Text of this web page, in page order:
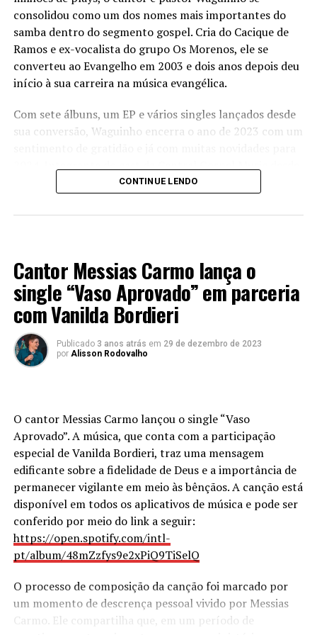
PUBLICIDADE
da depressão. “Passei pela depressão em 2022, mas Deus
teve misericórdia de mim. Há alguns anos havia escrito a
canção ‘Adorado’ e ela ficou guardada. Mas, quando
conheci o produtor musical Regis Lins, combinei de
gravá-la. Antes disso, uma outra pessoa a gravou e
quando ouvi no ano passado, me senti curada da minha
circunstancia”, explica.
Vera Schweizer faz parte do corpo de membros da Igreja
de Chur – Suíça. Onde atua voluntariamente e já está
com agenda aberta para ministrar o evangelho através
do louvor.
consolidou como um dos nomes mais importantes do
samba dentro do segmento gospel. Cria do Cacique de
Ramos e ex-vocalista do grupo Os Morenos, ele se
converteu ao Evangelho em 2003 e dois anos depois deu
início à sua carreira na música evangélica.
Com sete álbuns, um EP e vários singles lançados desde
sua conversão, Waguinho encerra o ano de 2023 com um
2021, ele lança, nesta sexta-feira (29), a canção
nossas vidas. Escolhi fechar o ano com essa música pelo
fato de termos a oportunidade de ser escolhidos por
Deus e sabermos que fomos resgatados do lamaçal do
pecado e temos hoje o acesso ao Senhor por intermédio
do Seu Filho e nosso Salvador Jesus Cristo – comenta
Waguinho.
2007, o Chega Mais Pra Cristo é uma banda de samba
cristão é formada por Artur Felipe (violão), Arthur Cruz
(voz), Bia Magalhães (voz), Alexandre Rodrigues, o
Xande (pandeiro), Tiago Costa (cavaco), William Gelli
(repique de anel), Jorginho Paulinho (tantan) e Hudson
Souza (reco-reco).
PUBLICIDADE
CONTINUE LENDO
Cantor Messias Carmo lança o
single “Vaso Aprovado” em parceria
com Vanilda Bordieri
Publicado 3 anos atrás em 29 de dezembro de 2023
por Alisson Rodovalho
O cantor Messias Carmo lançou o single “Vaso
Aprovado”. A música, que conta com a participação
especial de Vanilda Bordieri, traz uma mensagem
edificante sobre a fidelidade de Deus e a importância de
permanecer vigilante em meio às bênçãos. A canção está
disponível em todos os aplicativos de música e pode ser
conferido por meio do link a seguir:
https://open.spotify.com/intl-
pt/album/48mZzfys9e2xPiQ9TiSelQ
O processo de composição da canção foi marcado por
um momento de descrença pessoal vivido por Messias
Carmo. Ele compartilha que, em um período de